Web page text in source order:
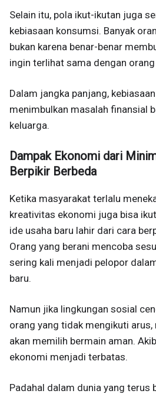
Selain itu, pola ikut-ikutan juga
kebiasaan konsumsi. Banyak
bukan karena benar-benar
ingin terlihat sama dengan orang
Dalam jangka panjang,
menimbulkan masalah finansial
keluarga.
Dampak Ekonomi dari
Berpikir Berbeda
Ketika masyarakat terlalu
kreativitas ekonomi juga bisa
ide usaha baru lahir dari cara
Orang yang berani mencoba
sering kali menjadi pelopor
baru.
Namun jika lingkungan sosial
orang yang tidak mengikuti arus,
akan memilih bermain aman.
ekonomi menjadi terbatas.
Padahal dalam dunia yang terus